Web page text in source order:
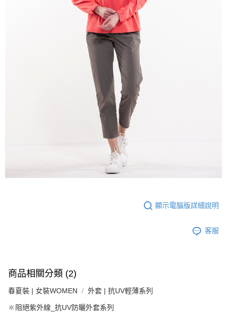
顯示電腦版詳細說明
客服
商品相關分類 (2)
春夏裝 | 女裝WOMEN 外套 | 抗UV輕薄系列
🔆阻絕紫外線_抗UV防曬外套系列